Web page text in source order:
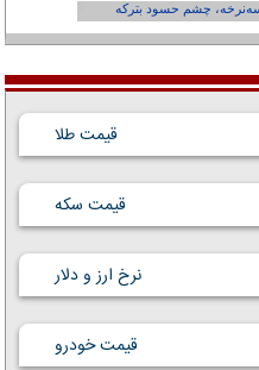
سه‌نرخه، چشم حسود بترکه
قیمت طلا
قیمت سکه
نرخ ارز و دلار
قیمت خودرو